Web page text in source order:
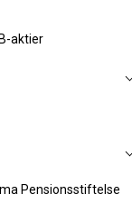
aktier
Pensionsstiftelse